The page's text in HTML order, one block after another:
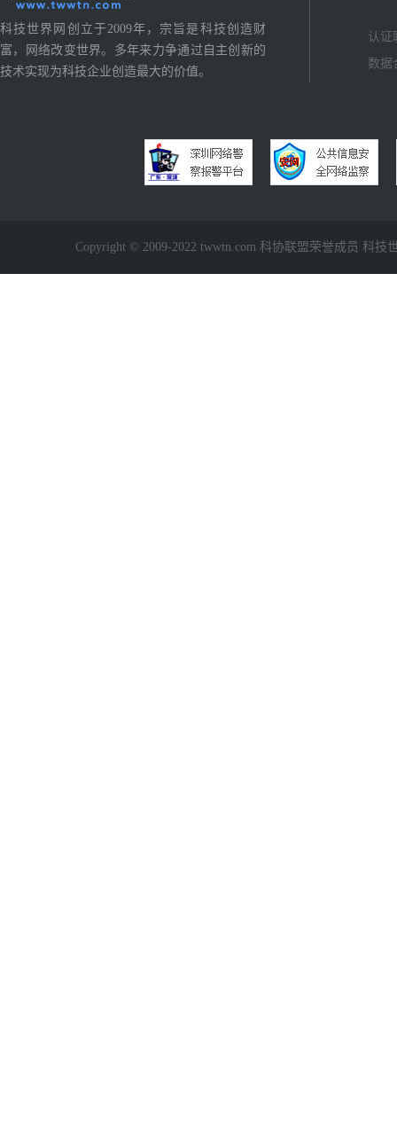
科技世界网创立于2009年，宗旨是科技创造财
富，网络改变世界。多年来力争通过自主创新的
技术实现为科技企业创造最大的价值。
认证
数据
Copyright © 2009-2022 twwtn.com 科协联盟荣誉成员 科